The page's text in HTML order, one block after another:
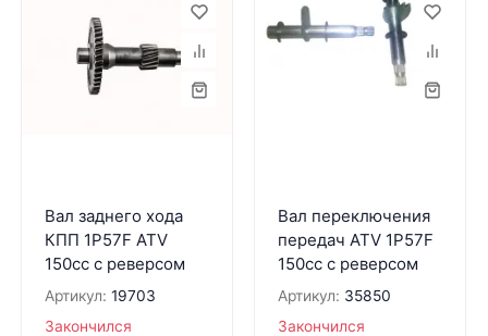
Вал заднего хода
КПП 1P57F ATV
150cc c реверсом
Артикул: 19703
Закончился
Вал переключения
передач ATV 1P57F
150cc c реверсом
Артикул: 35850
Закончился